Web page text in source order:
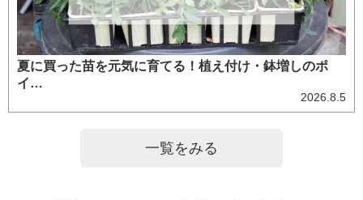
夏に買った苗を元気に育てる！植え付け・鉢増しのポ
イ…
2026.8.5
一覧をみる